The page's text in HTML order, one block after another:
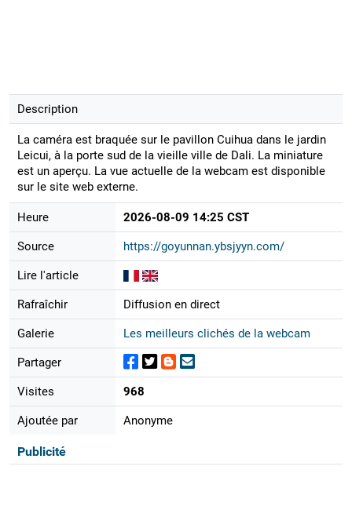
Description
La caméra est braquée sur le pavillon Cuihua dans le jardin
Leicui, à la porte sud de la vieille ville de Dali. La miniature
est un aperçu. La vue actuelle de la webcam est disponible
sur le site web externe.
Heure 2026-08-09 14:25 CST
Source https://goyunnan.ybsjyyn.com/
Lire l'article
Rafraîchir Diffusion en direct
Galerie Les meilleurs clichés de la webcam
Partager
Visites 968
Ajoutée par Anonyme
Publicité